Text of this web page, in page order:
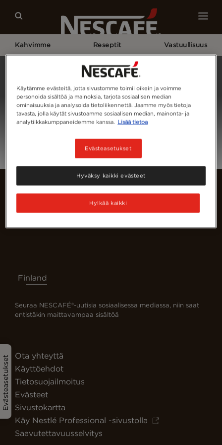
Kahvimme Reseptit Vastuullisuus
Kirjaudu Sisään
Evästeasetukset
Finland
Seuraa NESCAFÉ®-uutisia sosiaalisessa mediassa, niin saat
entistäkin maittavampaa sisältöä
Ota yhteyttä
Käyttöehdot
Tietosuojailmoitus
Evästeet
Sivustokartta
Käy Nestlé Professional -sivustolla
Saavutettavuusselvitys
Käytämme evästeitä, jotta sivustomme toimii oikein ja voimme
personoida sisältöä ja mainoksia, tarjota sosiaalisen median
ominaisuuksia ja analysoida tietoliikennettä. Jaamme myös tietoja
tavasta, jolla käytät sivustoamme sosiaalisen median, mainonta- ja
analytiikkakumppaneidemme kanssa. Lisää tietoa
Evästeasetukset
Hylkää kaikki
Hyväksy kaikki evästeet